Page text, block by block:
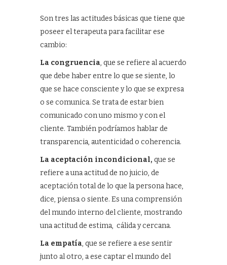
Son tres las actitudes básicas que tiene que
poseer el terapeuta para facilitar ese
cambio:
La congruencia, que se refiere al acuerdo
que debe haber entre lo que se siente, lo
que se hace consciente y lo que se expresa
o se comunica. Se trata de estar bien
comunicado con uno mismo y con el
cliente. También podríamos hablar de
transparencia, autenticidad o coherencia.
La aceptación incondicional, que se
refiere a una actitud de no juicio, de
aceptación total de lo que la persona hace,
dice, piensa o siente. Es una comprensión
del mundo interno del cliente, mostrando
una actitud de estima, cálida y cercana.
La empatía, que se refiere a ese sentir
junto al otro, a ese captar el mundo del